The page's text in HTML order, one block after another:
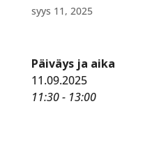
syys 11, 2025
Päiväys ja aika
11.09.2025
11:30 - 13:00